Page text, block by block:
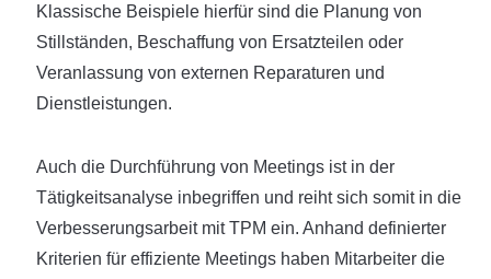
Klassische Beispiele hierfür sind die Planung von
Stillständen, Beschaffung von Ersatzteilen oder
Veranlassung von externen Reparaturen und
Dienstleistungen.
Auch die Durchführung von Meetings ist in der
Tätigkeitsanalyse inbegriffen und reiht sich somit in die
Verbesserungsarbeit mit TPM ein. Anhand definierter
Kriterien für effiziente Meetings haben Mitarbeiter die